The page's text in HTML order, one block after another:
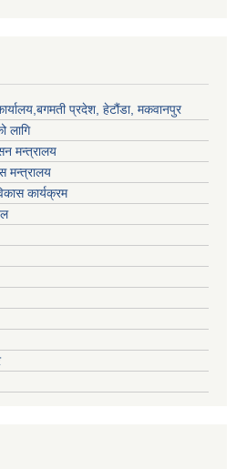
प्रदेश, हेटौंडा, मकवानपुर
लागि
मन्त्रालय
मन्त्रालय
कार्यक्रम